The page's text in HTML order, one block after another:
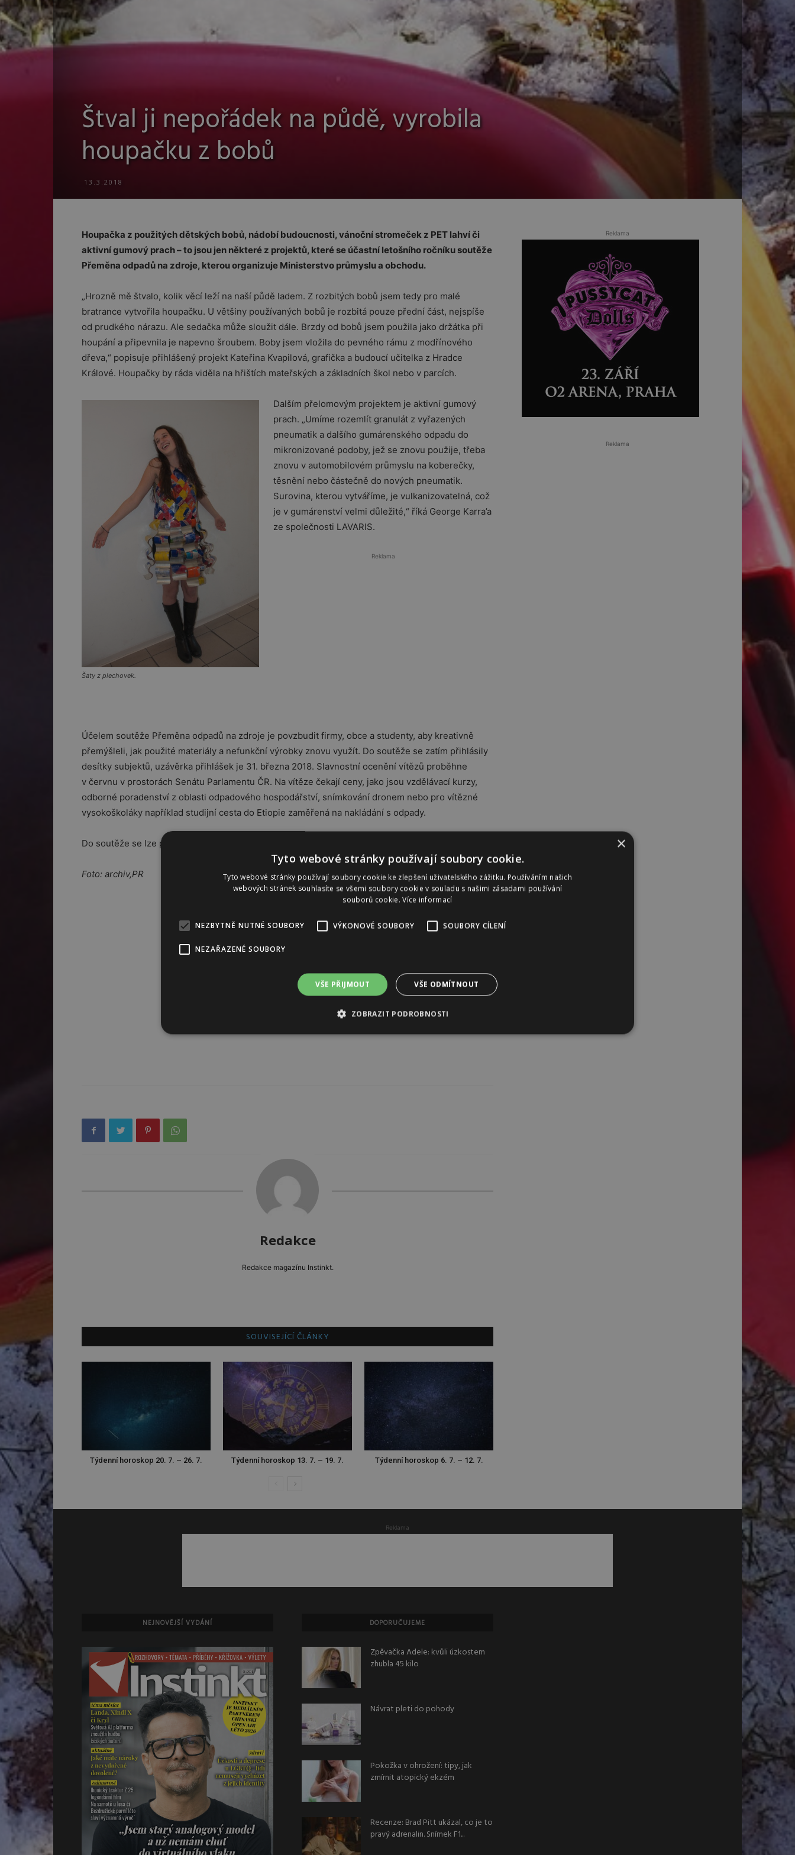
Štval ji nepořádek na půdě, vyrobila
houpačku z bobů
13.3.2018
Houpačka z použitých dětských bobů, nádobí budoucnosti, vánoční stromeček z PET lahví či
aktivní gumový prach – to jsou jen některé z projektů, které se účastní letošního ročníku soutěže
Přeměna odpadů na zdroje, kterou organizuje Ministerstvo průmyslu a obchodu.
„Hrozně mě štvalo, kolik věcí leží na naší půdě ladem. Z rozbitých bobů jsem tedy pro malé
bratrance vytvořila houpačku. U většiny používaných bobů je rozbitá pouze přední část, nejspíše
od prudkého nárazu. Ale sedačka může sloužit dále. Brzdy od bobů jsem použila jako držátka při
houpání a připevnila je napevno šroubem. Boby jsem vložila do pevného rámu z modřínového
dřeva,“ popisuje přihlášený projekt Kateřina Kvapilová, grafička a budoucí učitelka z Hradce
Králové. Houpačky by ráda viděla na hřištích mateřských a základních škol nebo v parcích.
Šaty z plechovek.
Dalším přelomovým projektem je aktivní gumový
prach. „Umíme rozemlít granulát z vyřazených
pneumatik a dalšího gumárenského odpadu do
mikronizované podoby, jež se znovu použije, třeba
znovu v automobilovém průmyslu na koberečky,
těsnění nebo částečně do nových pneumatik.
Surovina, kterou vytváříme, je vulkanizovatelná, což
je v gumárenství velmi důležité,“ říká George Karra’a
ze společnosti LAVARIS.
Reklama
Účelem soutěže Přeměna odpadů na zdroje je povzbudit firmy, obce a studenty, aby kreativně
přemýšleli, jak použité materiály a nefunkční výrobky znovu využít. Do soutěže se zatím přihlásily
desítky subjektů, uzávěrka přihlášek je 31. března 2018. Slavnostní ocenění vítězů proběhne
v červnu v prostorách Senátu Parlamentu ČR. Na vítěze čekají ceny, jako jsou vzdělávací kurzy,
odborné poradenství z oblasti odpadového hospodářství, snímkování dronem nebo pro vítězné
vysokoškoláky například studijní cesta do Etiopie zaměřená na nakládání s odpady.
Do soutěže se lze přihlásit na
Foto: archiv,PR
Redakce
Redakce magazínu Instinkt.
SOUVISEJÍCÍ ČLÁNKY
Týdenní horoskop 20. 7. – 26. 7. Týdenní horoskop 13. 7. – 19. 7. Týdenní horoskop 6. 7. – 12. 7.
Reklama
Reklama
Reklama
NEJNOVĚJŠÍ VYDÁNÍ DOPORUČUJEME
Zpěvačka Adele: kvůli úzkostem
zhubla 45 kilo
Návrat pleti do pohody
Pokožka v ohrožení: tipy, jak
zmírnit atopický ekzém
Recenze: Brad Pitt ukázal, co je to
pravý adrenalin. Snímek F1...
×
Tyto webové stránky používají soubory cookie.
Tyto webové stránky používají soubory cookie ke zlepšení uživatelského zážitku. Používáním našich
webových stránek souhlasíte se všemi soubory cookie v souladu s našimi zásadami používání
souborů cookie.Více informací
NEZBYTNĚ NUTNÉ SOUBORY VÝKONOVÉ SOUBORY SOUBORY CÍLENÍ
NEZAŘAZENÉ SOUBORY
VŠE PŘIJMOUT VŠE ODMÍTNOUT
ZOBRAZIT PODROBNOSTI